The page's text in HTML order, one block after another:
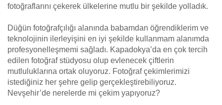
fotoğraflarını çekerek ülkelerine mutlu bir şekilde yolladık.
Düğün fotoğrafçılığı alanında babamdan öğrendiklerim ve
teknolojinin ilerleyişini en iyi şekilde kullanmam alanımda
profesyonelleşmemi sağladı. Kapadokya’da en çok tercih
edilen fotoğraf stüdyosu olup evlenecek çiftlerin
mutluluklarına ortak oluyoruz. Fotoğraf çekimlerimizi
istediğiniz her şehre gelip gerçekleştirebiliyoruz.
Nevşehir’de nerelerde mi çekim yapıyoruz?